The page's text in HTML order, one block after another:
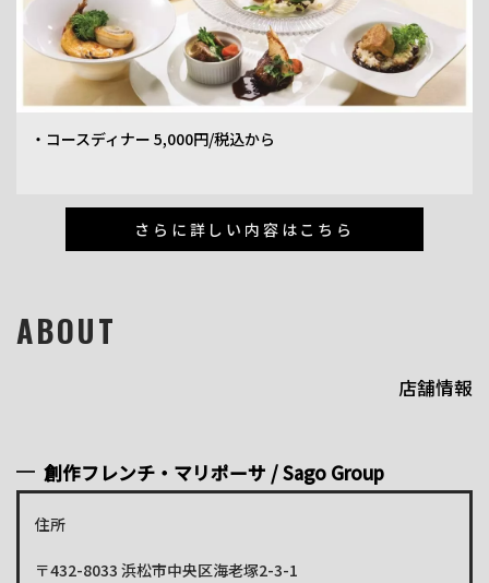
・コースディナー 5,000円/税込から
さらに詳しい内容はこちら
ABOUT
店舗情報
創作フレンチ・マリポーサ / Sago Group
住所
〒432-8033 浜松市中央区海老塚2-3-1